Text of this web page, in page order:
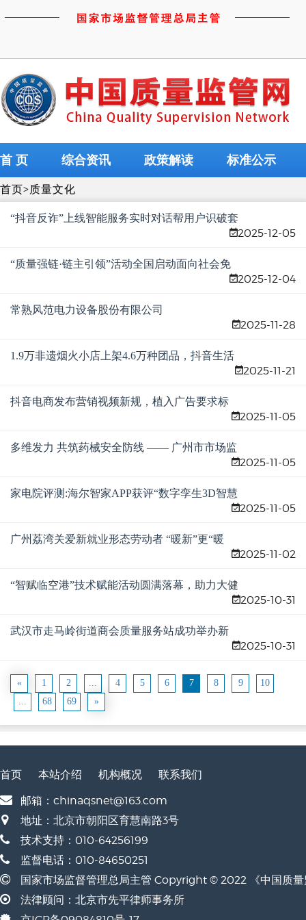
首 页 综合资讯 政策解读 标准公示
首页>质量文化
“抖音反诈”上线智能服务实时对话帮用户识破套
2025-12-05
“质量强链·链主引领”活动全国启动面向社会免
2025-12-04
常熟风范电力设备股份有限公司
2025-11-28
1.9万非遗烟火小店上架4.6万种团品，抖音生活
2025-11-21
抖音电商发布营销视频新规，植入广告要求标
2025-11-05
多维发力 共筑药械安全防线 —— 广州市市场监
2025-11-05
家电院评测:海尔智家APP获评“数字孪生3D智慧
2025-11-05
广州荔湾关爱新就业形态劳动者 “暖新”更“暖
2025-11-02
“智赋临空港”技术赋能活动圆满落幕，助力大健
2025-10-31
武汉市走马岭街道商会质量服务站成功举办新
2025-10-31
« 1 2 ... 4 5 6 7 8 9
10
...
68 69 »
首页 本站介绍 机构概况
联系我们
邮箱：chinaqsnet@163.com
地址：北京市朝阳区育慧南路3号
技术支持：010-64256199
监督电话：010-84650251
国家市场监督管理总局主管 Copyright © 2022 《中国质
法律顾问：北京市先平律师事务所